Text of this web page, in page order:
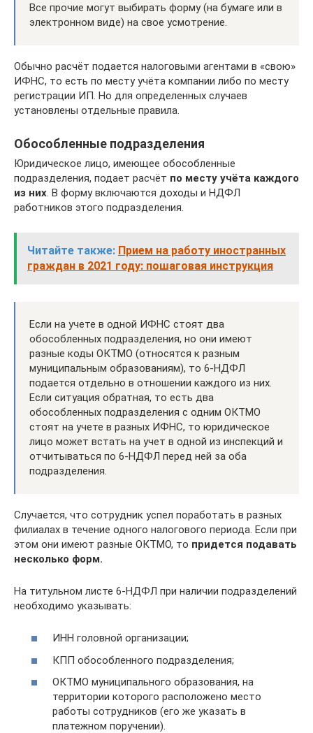
Все прочие могут выбирать форму (на бумаге или в
электронном виде) на свое усмотрение.
Обычно расчёт подается налоговыми агентами в «свою»
ИФНС, то есть по месту учёта компании либо по месту
регистрации ИП. Но для определенных случаев
установлены отдельные правила.
Обособленные подразделения
Юридическое лицо, имеющее обособленные
подразделения, подает расчёт по месту учёта каждого
из них . В форму включаются доходы и НДФЛ
работников этого подразделения.
Читайте также: Прием на работу иностранных
граждан в 2021 году: пошаговая инструкция
Если на учете в одной ИФНС стоят два
обособленных подразделения, но они имеют
разные коды ОКТМО (относятся к разным
муниципальным образованиям), то 6-НДФЛ
подается отдельно в отношении каждого из них.
Если ситуация обратная, то есть два
обособленных подразделения с одним ОКТМО
стоят на учете в разных ИФНС, то юридическое
лицо может встать на учет в одной из инспекций и
отчитываться по 6-НДФЛ перед ней за оба
подразделения.
Случается, что сотрудник успел поработать в разных
филиалах в течение одного налогового периода. Если при
этом они имеют разные ОКТМО, то придется подавать
несколько форм.
На титульном листе 6-НДФЛ при наличии подразделений
необходимо указывать:
ИНН головной организации;
КПП обособленного подразделения;
ОКТМО муниципального образования, на
территории которого расположено место
работы сотрудников (его же указать в
платежном поручении).